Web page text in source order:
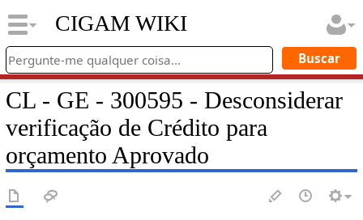
CIGAM WIKI
CL - GE - 300595 - Desconsiderar
verificação de Crédito para
orçamento Aprovado